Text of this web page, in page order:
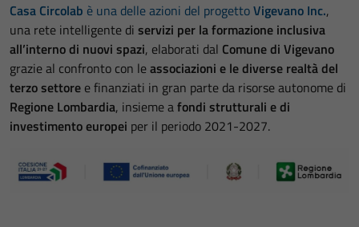
Casa Circolab è una delle azioni del progettoVigevano Inc.,
una rete intelligente di servizi per la formazione inclusiva
all’interno di nuovi spazi, elaborati dal Comune di Vigevano
grazie al confronto con leassociazioni e le diverse realtà del
terzo settore e finanziati in gran parte da risorse autonome di
Regione Lombardia, insieme afondi strutturali e di
investimento europei per il periodo 2021-2027.